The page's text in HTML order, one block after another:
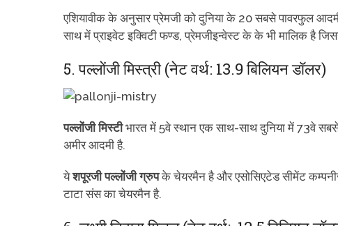
एशियावीक के अनुसार प्रेमजी को दुनिया के 20 सबसे पावरफुल
साथ में प्राइवेट इक्विटी फण्ड, प्रेमजीइन्वेस्ट के के भी मालिक है
5. पल्लोंजी मिस्त्री (नेट वर्थ: 13.9 बिलियन डॉलर)
पल्लोंजी मिस्टीभारत में 5वे स्थान एक साथ-साथ दुनिया में 73वे
अमीर आदमी है.
येशपूरजी पल्लोंजी ग्रुपके चेयरमैन है और एसोसिएटेड सीमेंट
टाटा संस का चेयरमैन है.